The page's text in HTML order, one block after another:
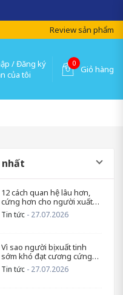
Review sản phẩm
/ Đăng ký
của tôi
0
Giỏ hàng
12 cách quan hệ lâu hơn,
cứng hơn cho người xuất
tinh sớm
Tin tức - 27.07.2026
Vì sao người bị xuất tinh
sớm khó đạt cương cứng
trở lại?
Tin tức - 27.07.2026